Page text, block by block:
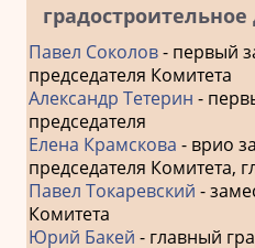
градостроительное
Павел Соколов- первый
председателя Комитета
Александр Тетерин -
председателя
Елена Крамскова - врио
председателя Комитета,
Павел Токаревский -
Комитета
Юрий Бакей - главный